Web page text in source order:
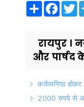
Share
रायपुर ।
और पार्षद
कर्तव्यनिष्ठ
2000 रुपये से